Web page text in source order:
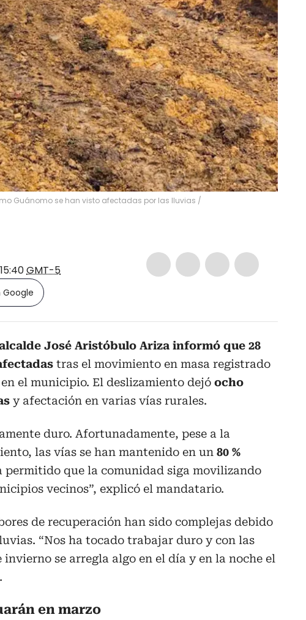
Guánomo se han visto afectadas por las lluvias /
GMT-5
Google
José Aristóbulo Ariza informó que 28
tras el movimiento en masa registrado
el municipio. El deslizamiento dejó ocho
y afectación en varias vías rurales.
duro. Afortunadamente, pese a la
las vías se han mantenido en un 80 %
permitido que la comunidad siga movilizando
vecinos”, explicó el mandatario.
de recuperación han sido complejas debido
“Nos ha tocado trabajar duro y con las
invierno se arregla algo en el día y en la noche el
en marzo